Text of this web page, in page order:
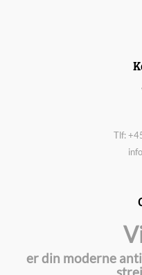
Tlf:
er din moderne